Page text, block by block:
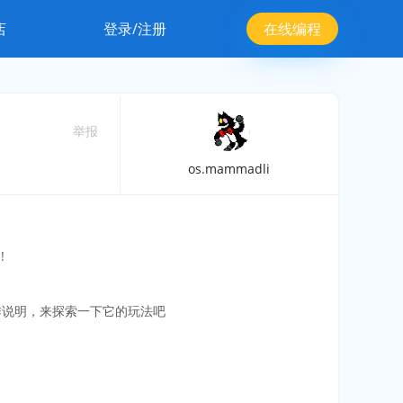
登录/注册 在线编程
举报
os.mammadli
明，来探索一下它的玩法吧